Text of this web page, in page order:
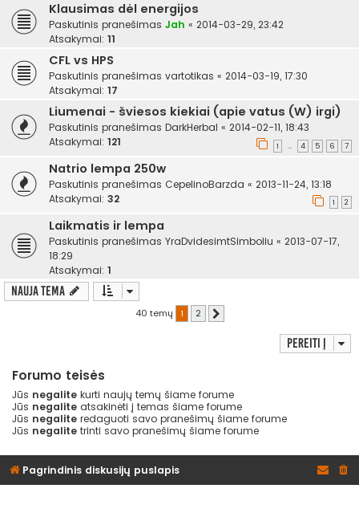
Klausimas dėl energijos
Paskutinis pranešimas Jah « 2014-03-29, 23:42
Atsakymai: 11
CFL vs HPS
Paskutinis pranešimas vartotikas « 2014-03-19, 17:30
Atsakymai: 17
Liumenai - šviesos kiekiai (apie vatus (W) irgi)
Paskutinis pranešimas DarkHerbal « 2014-02-11, 18:43
Atsakymai: 121 1 … 4 5 6 7
Natrio lempa 250w
Paskutinis pranešimas CepelinoBarzda « 2013-11-24, 13:18
Atsakymai: 32 1 2
Laikmatis ir lempa
Paskutinis pranešimas YraDvidesimtSimboliu « 2013-07-17,
18:29
Atsakymai: 1
Nauja tema
40 temų 1 2
Pereiti į
Forumo teisės
Jūs negalite kurti naujų temų šiame forume
Jūs negalite atsakinėti į temas šiame forume
Jūs negalite redaguoti savo pranešimų šiame forume
Jūs negalite trinti savo pranešimų šiame forume
Pagrindinis diskusijų puslapis